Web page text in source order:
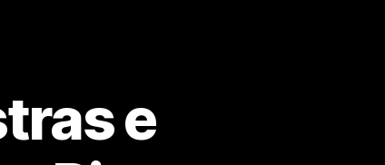
e